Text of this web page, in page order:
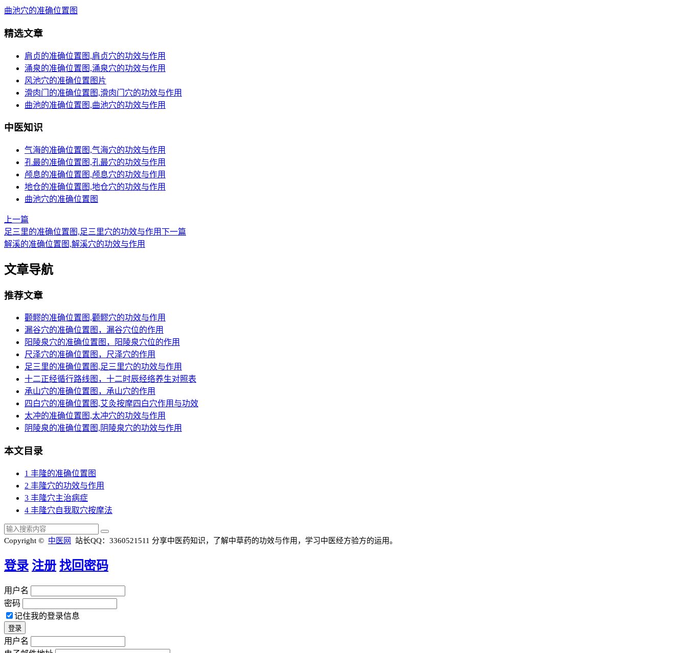
曲池穴的准确位置图
精选文章
肩贞的准确位置图,肩贞穴的功效与作用
涌泉的准确位置图,涌泉穴的功效与作用
风池穴的准确位置图片
滑肉门的准确位置图,滑肉门穴的功效与作用
曲池的准确位置图,曲池穴的功效与作用
中医知识
气海的准确位置图,气海穴的功效与作用
孔最的准确位置图,孔最穴的功效与作用
颅息的准确位置图,颅息穴的功效与作用
地仓的准确位置图,地仓穴的功效与作用
曲池穴的准确位置图
上一篇
足三里的准确位置图,足三里穴的功效与作用下一篇
解溪的准确位置图,解溪穴的功效与作用
文章导航
推荐文章
颧髎的准确位置图,颧髎穴的功效与作用
漏谷穴的准确位置图，漏谷穴位的作用
阳陵泉穴的准确位置图，阳陵泉穴位的作用
尺泽穴的准确位置图，尺泽穴的作用
足三里的准确位置图,足三里穴的功效与作用
十二正经循行路线图，十二时辰经络养生对照表
承山穴的准确位置图，承山穴的作用
四白穴的准确位置图,艾灸按摩四白穴作用与功效
太冲的准确位置图,太冲穴的功效与作用
阴陵泉的准确位置图,阴陵泉穴的功效与作用
本文目录
1 丰隆的准确位置图
2 丰隆穴的功效与作用
3 丰隆穴主治病症
4 丰隆穴自我取穴按摩法
Copyright © 中医网 站长QQ：3360521511 分享中医药知识，了解中草药的功效与作用，学习中医经方验方的运用。
登录 注册 找回密码
用户名
密码
记住我的登录信息
用户名